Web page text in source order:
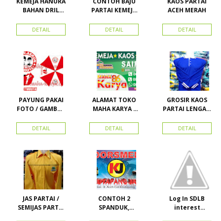
BAHAN DRIL
HANURA
DETAIL
PARTAI KEMEJA
SEMUA ATRIBUT
PARTAI
DETAIL
ACEH MERAH
DETAIL
PAYUNG PAKAI
FOTO / GAMBAR
KAMPANYE,
PARTAI DAN
DETAIL
ALAMAT TOKO
MAHA KARYA /
PERDANA 411
DETAIL
GROSIR KAOS
PARTAI LENGAN
MURAH
LACOSTE SEMUA
STOK
DETAIL
JAS PARTAI /
SEMIJAS PARTAI
CONTOH 2
SPANDUK,
Log In SDLB
interest